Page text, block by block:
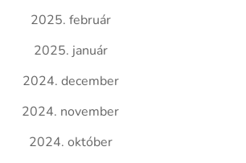
2025. február
2025. január
2024. december
2024. november
2024. október